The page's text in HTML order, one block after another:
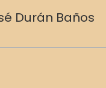
Durán Baños